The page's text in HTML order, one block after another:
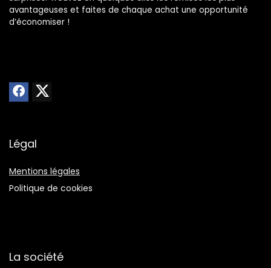
avantageuses et faites de chaque achat une opportunité
d’économiser !
Légal
Mentions légales
Politique de cookies
La société